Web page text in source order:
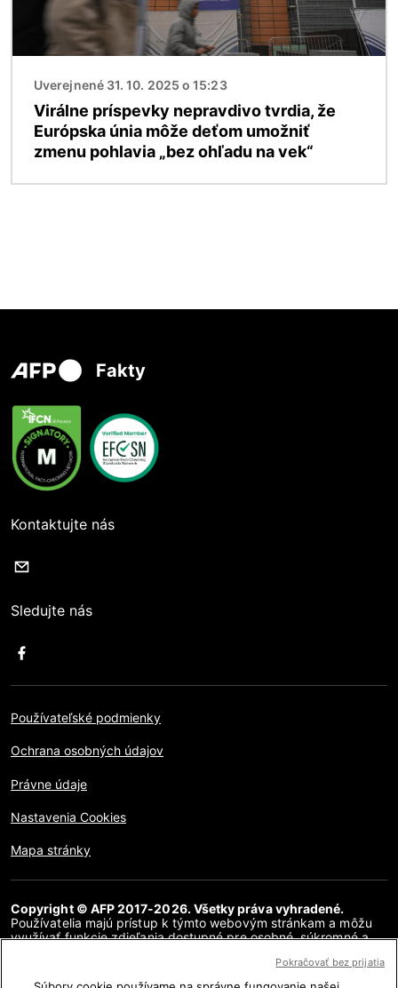
Uverejnené 31. 10. 2025 o 15:23
Virálne príspevky nepravdivo tvrdia, že
Európska únia môže deťom umožniť
zmenu pohlavia „bez ohľadu na vek“
Fakty
Kontaktujte nás
Sledujte nás
Používateľské podmienky
Ochrana osobných údajov
Právne údaje
Nastavenia Cookies
Mapa stránky
Copyright © AFP 2017-2026. Všetky práva vyhradené.
Používatelia majú prístup k týmto webovým stránkam a môžu
využívať funkcie zdieľania dostupné pre osobné, súkromné a
reprodukcia, komunikácia pre verejnosť alebo distribúcia
obsahu tejto webovej stránky, či už v celku alebo čiastočne, na
Pokračovať bez prijatia